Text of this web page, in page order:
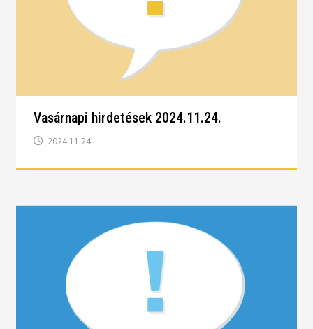
Vasárnapi hirdetések 2024.11.24.
2024.11.24.